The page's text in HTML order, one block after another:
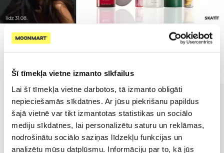
Šī tīmekļa vietne izmanto sīkfailus
Lai šī tīmekļa vietne darbotos, tā izmanto obligāti
nepieciešamās sīkdatnes. Ar jūsu piekrišanu papildus
šajā vietnē var tikt izmantotas statistikas un sociālo
mediju sīkdatnes, lai personalizētu saturu un reklāmas,
nodrošinātu sociālo saziņas līdzekļu funkcijas un
analizētu mūsu datplūsmu. Informāciju par to, kā jūs
Populārākie kategorijā